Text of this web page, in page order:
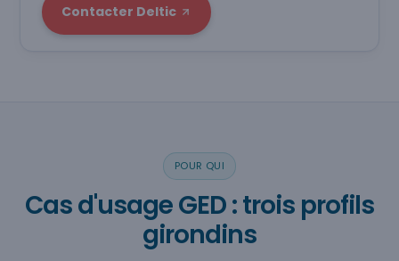
Contacter Deltic
POUR QUI
Cas d'usage GED : trois profils
girondins